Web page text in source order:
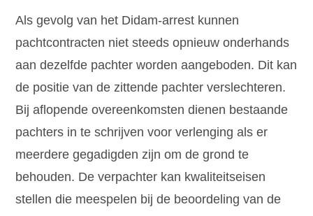
Als gevolg van het Didam-arrest kunnen
pachtcontracten niet steeds opnieuw onderhands
aan dezelfde pachter worden aangeboden. Dit kan
de positie van de zittende pachter verslechteren.
Bij aflopende overeenkomsten dienen bestaande
pachters in te schrijven voor verlenging als er
meerdere gegadigden zijn om de grond te
behouden. De verpachter kan kwaliteitseisen
stellen die meespelen bij de beoordeling van de